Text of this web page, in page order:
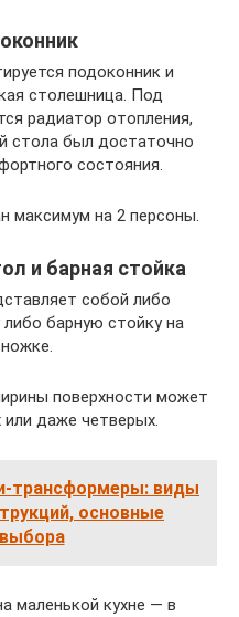
подоконник и
столешница. Под
радиатор отопления,
стола был достаточно
состояния.
максимум на 2 персоны.
и барная стойка
собой либо
барную стойку на
поверхности может
даже четверых.
трансформеры: виды
основные
маленькой кухне — в